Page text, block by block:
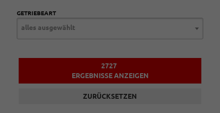
GETRIEBEART
alles ausgewählt
2727
ERGEBNISSE ANZEIGEN
ZURÜCKSETZEN